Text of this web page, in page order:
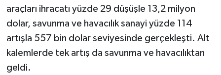
araçları ihracatı yüzde 29 düşüşle 13,2 milyon
dolar, savunma ve havacılık sanayi yüzde 114
artışla 557 bin dolar seviyesinde gerçekleşti. Alt
kalemlerde tek artış da savunma ve havacılıktan
geldi.